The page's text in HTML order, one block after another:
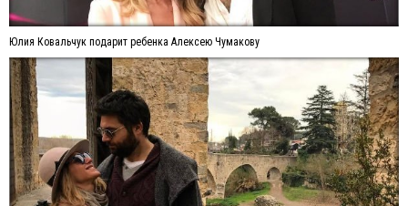
Юлия Ковальчук подарит ребенка Алексею Чумакову